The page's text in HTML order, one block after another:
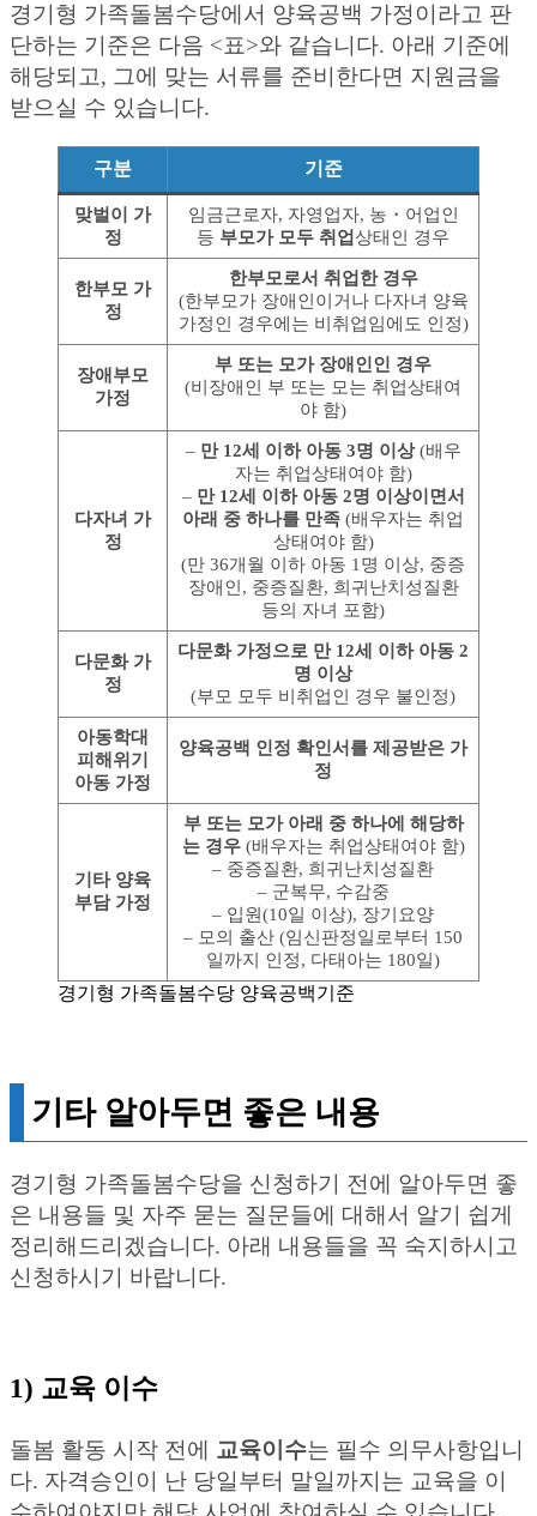
경기형 가족돌봄수당에서 양육공백 가정이라고 판
단하는 기준은 다음 <표>와 같습니다. 아래 기준에
해당되고, 그에 맞는 서류를 준비한다면 지원금을
받으실 수 있습니다.
구분 기준
맞벌이 가
정
임금근로자, 자영업자, 농・어업인
등 부모가 모두 취업상태인 경우
한부모 가
정
한부모로서 취업한 경우
(한부모가 장애인이거나 다자녀 양육
가정인 경우에는 비취업임에도 인정)
장애부모
가정
부 또는 모가 장애인인 경우
(비장애인 부 또는 모는 취업상태여
야 함)
다자녀 가
정
–만 12세 이하 아동 3명 이상(배우
자는 취업상태여야 함)
– 만 12세 이하 아동 2명 이상이면서
아래 중 하나를 만족 (배우자는 취업
상태여야 함)
(만 36개월 이하 아동 1명 이상, 중증
장애인, 중증질환, 희귀난치성질환
등의 자녀 포함)
다문화 가
정
다문화 가정으로 만 12세 이하 아동 2
명 이상
(부모 모두 비취업인 경우 불인정)
아동학대
피해위기
아동 가정
양육공백 인정 확인서를 제공받은 가
정
기타 양육
부담 가정
부 또는 모가 아래 중 하나에 해당하
는 경우(배우자는 취업상태여야 함)
– 중증질환, 희귀난치성질환
– 군복무, 수감중
– 입원(10일 이상), 장기요양
– 모의 출산 (임신판정일로부터 150
일까지 인정, 다태아는 180일)
경기형 가족돌봄수당 양육공백기준
기타 알아두면 좋은 내용
경기형 가족돌봄수당을 신청하기 전에 알아두면 좋
은 내용들 및 자주 묻는 질문들에 대해서 알기 쉽게
정리해드리겠습니다. 아래 내용들을 꼭 숙지하시고
신청하시기 바랍니다.
1) 교육 이수
돌봄 활동 시작 전에 교육이수는 필수 의무사항입니
다. 자격승인이 난 당일부터 말일까지는 교육을 이